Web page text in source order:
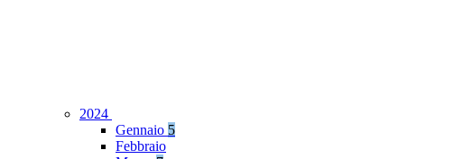
2024
Gennaio 5
Febbraio